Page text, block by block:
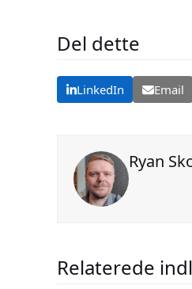
Del dette
LinkedIn Email
Ryan
Relaterede